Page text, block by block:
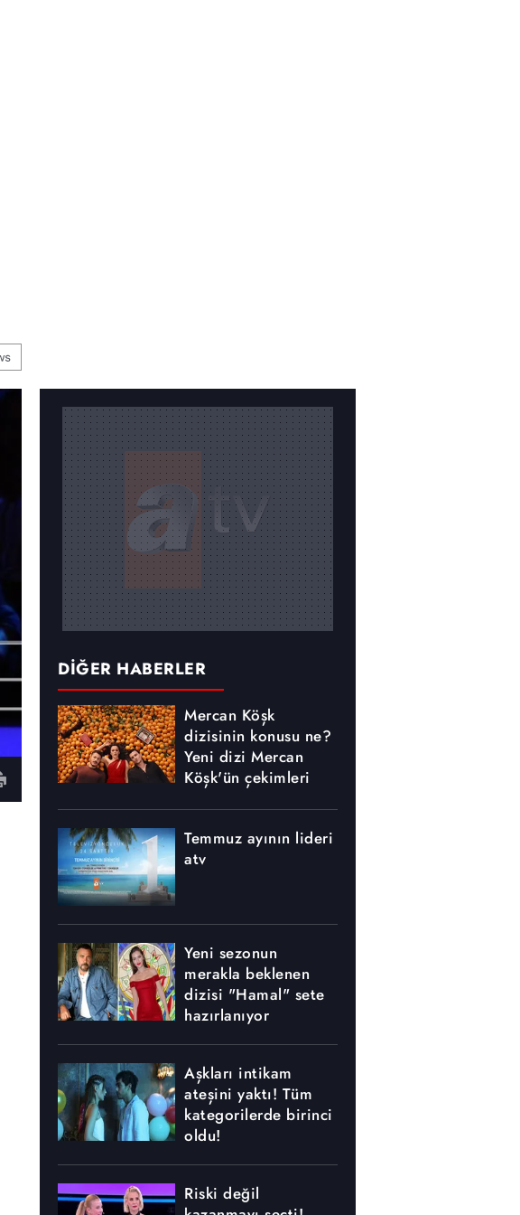
DİĞER HABERLER
Mercan Köşk
dizisinin konusu ne?
Yeni dizi Mercan
Köşk'ün çekimleri
Temmuz ayının lideri
atv
Yeni sezonun
merakla beklenen
dizisi "Hamal" sete
hazırlanıyor
Aşkları intikam
ateşini yaktı! Tüm
kategorilerde birinci
oldu!
Riski değil